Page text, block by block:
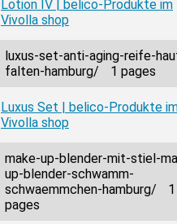
Lotion IV | belico-Produkte im
Vivolla shop
luxus-set-anti-aging-reife-
falten-hamburg/
1 pages
Luxus Set | belico-Produkte
Vivolla shop
make-up-blender-mit-stiel-
up-blender-schwamm-
schwaemmchen-hamburg/
1
pages